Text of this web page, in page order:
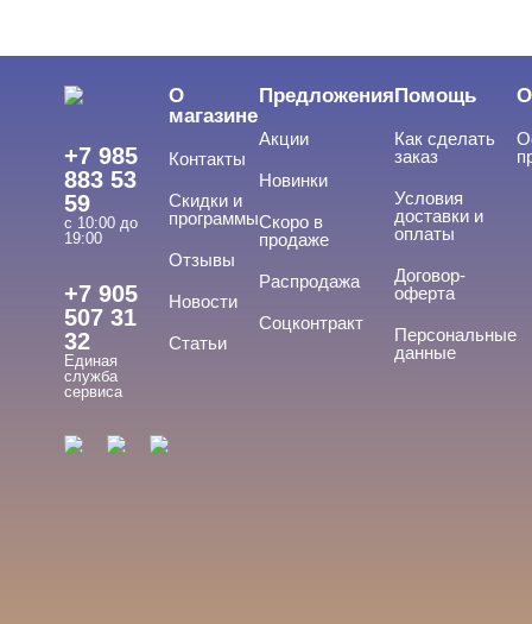
+7 985
883 53
59
с 10:00 до
19:00
+7 905
507 31
32
Единая
служба
сервиса
О
магазине
Контакты
Скидки и
программы
Отзывы
Новости
Статьи
Предложения
Акции
Новинки
Скоро в
продаже
Распродажа
Соцконтракт
Помощь
Как сделать
заказ
Условия
доставки и
оплаты
Договор-
оферта
Персональные
данные